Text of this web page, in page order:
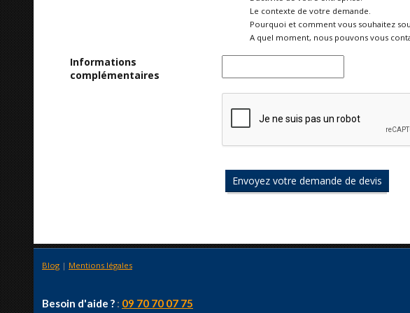
Le contexte de votre demande.
Pourquoi et comment vous souhaitez
A quel moment, nous pouvons vous
Informations
complémentaires
Blog | Mentions légales
Besoin d'aide ? : 09 70 70 07 75